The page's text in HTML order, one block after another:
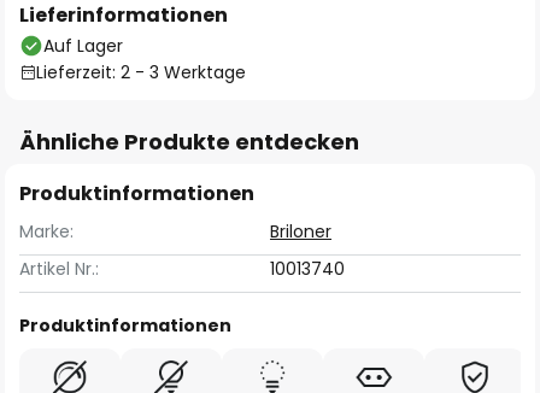
Lieferinformationen
Auf Lager
Lieferzeit: 2 - 3 Werktage
Ähnliche Produkte entdecken
Produktinformationen
Marke:
Briloner
Artikel Nr.:
10013740
Produktinformationen